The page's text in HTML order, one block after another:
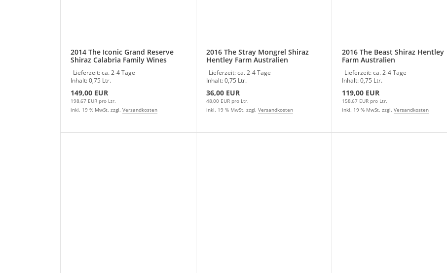
2014 The Iconic Grand Reserve
Shiraz Calabria Family Wines
Lieferzeit:ca. 2-4 Tage
Inhalt: 0,75 Ltr.
149,00 EUR
198,67 EUR pro Ltr.
inkl. 19 % MwSt. zzgl. Versandkosten
2016 The Stray Mongrel Shiraz
Hentley Farm Australien
Lieferzeit:ca. 2-4 Tage
Inhalt: 0,75 Ltr.
36,00 EUR
48,00 EUR pro Ltr.
inkl. 19 % MwSt. zzgl. Versandkosten
2016 The Beast Shiraz Hentley
Farm Australien
Lieferzeit:ca. 2-4 Tage
Inhalt: 0,75 Ltr.
119,00 EUR
158,67 EUR pro Ltr.
inkl. 19 % MwSt. zzgl. Versandkosten